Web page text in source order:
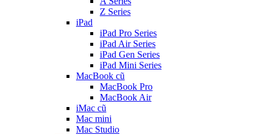
Z Series
iPad
iPad Pro Series
iPad Air Series
iPad Gen Series
iPad Mini Series
MacBook cũ
MacBook Pro
MacBook Air
iMac cũ
Mac mini
Mac Studio